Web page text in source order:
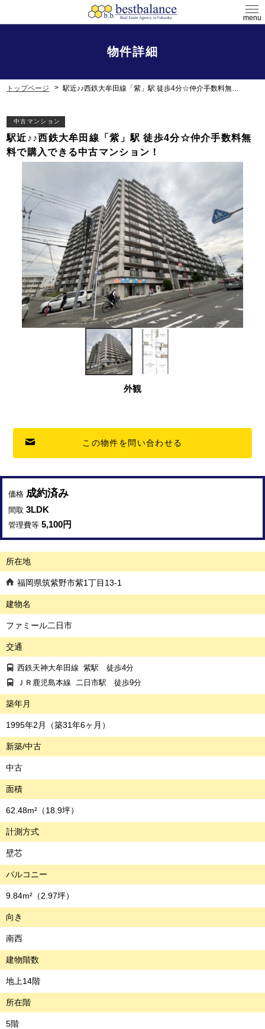
menu
物件詳細
トップページ 駅近♪♪西鉄大牟田線「紫」駅 徒歩4分☆仲介手数料無料で購入できる中古マンション！
中古マンション
駅近♪♪西鉄大牟田線「紫」駅 徒歩4分☆仲介手数料無
料で購入できる中古マンション！
外観
この物件を問い合わせる
価格 成約済み
間取 3LDK
管理費等 5,100円
所在地
福岡県筑紫野市紫1丁目13-1
建物名
ファミール二日市
交通
西鉄天神大牟田線 紫駅
徒歩4分
ＪＲ鹿児島本線 二日市駅 徒歩9分
築年月
1995年2月（築31年6ヶ月）
新築/中古
中古
面積
62.48m² （18.9坪）
計測方式
壁芯
バルコニー
9.84m² （2.97坪）
向き
南西
建物階数
地上14階
所在階
5階